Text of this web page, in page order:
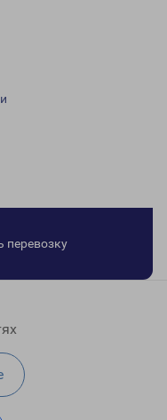
перевозку